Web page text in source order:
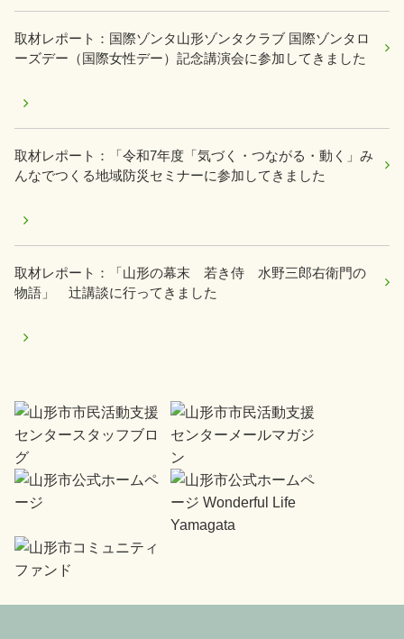
取材レポート：国際ゾンタ山形ゾンタクラブ 国際ゾンタロ
ーズデー（国際女性デー）記念講演会に参加してきました
取材レポート：「令和7年度「気づく・つながる・動く」み
んなでつくる地域防災セミナーに参加してきました
取材レポート：「山形の幕末 若き侍 水野三郎右衛門の
物語」 辻講談に行ってきました